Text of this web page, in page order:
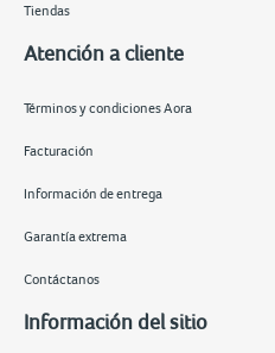
Tiendas
Atención a cliente
Términos y condiciones Aora
Facturación
Información de entrega
Garantía extrema
Contáctanos
Información del sitio